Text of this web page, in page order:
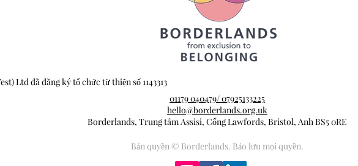
Ltd đã đăng ký tổ chức từ thiện số 1143313
01179 040479/ 07925133225
hello@borderlands.org.uk
Borderlands, Trung tâm Assisi, Cổng Lawfords, Bristol, Anh BS5 0RE
Bản quyền © Borderlands. Bảo lưu mọi quyền.